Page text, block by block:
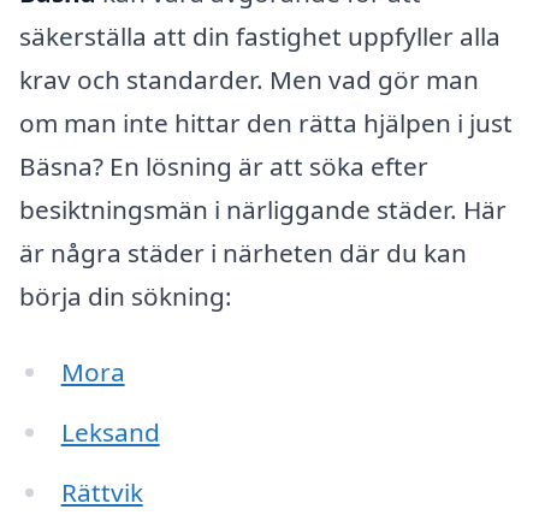
säkerställa att din fastighet uppfyller alla
krav och standarder. Men vad gör man
om man inte hittar den rätta hjälpen i just
Bäsna? En lösning är att söka efter
besiktningsmän i närliggande städer. Här
är några städer i närheten där du kan
börja din sökning:
Mora
Leksand
Rättvik